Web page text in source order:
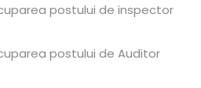
postului de inspector
postului de Auditor